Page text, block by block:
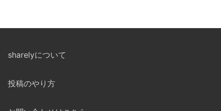
sharelyについて
投稿のやり方